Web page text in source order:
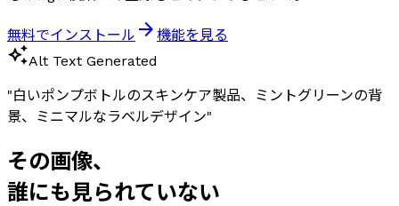
無料でインストール arrow_forward 機能を見る
auto_awesomeAlt Text Generated
"白いポンプボトルのスキンケア製品、ミントグリーンの背
景、ミニマルなラベルデザイン"
その画像、
誰にも見られていない